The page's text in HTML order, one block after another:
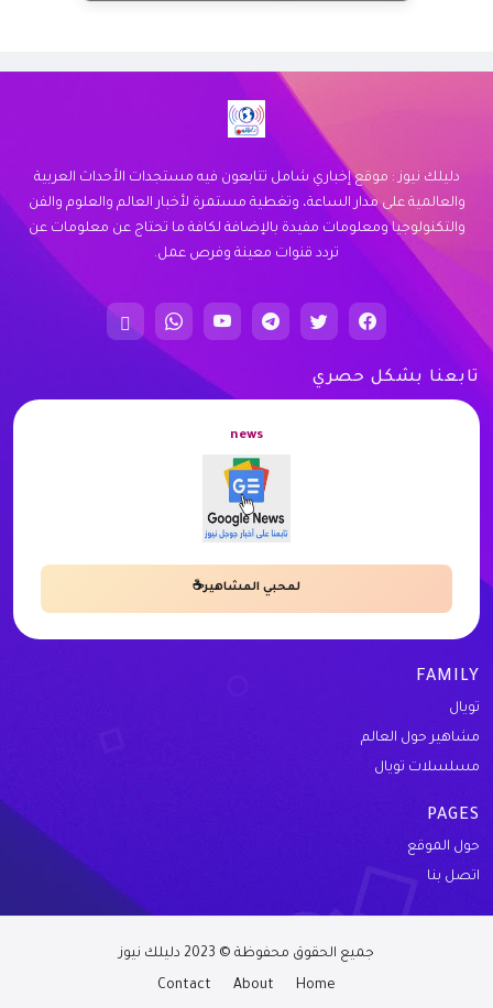
زيارة الموقع
دليلك نيوز : موقع إخباري شامل تتابعون فيه مستجدات الأحداث العربية
والعالمية على مدار الساعة، وتغطية مستمرة لأخبار العالم والعلوم والفن
والتكنولوجيا ومعلومات مفيدة بالإضافة لكافة ما تحتاج عن معلومات عن
تردد قنوات معينة وفرص عمل.
تابعنا بشكل حصري
news
لمحبي المشاهير☕
FAMILY
تويال
مشاهير حول العالم
مسلسلات تويال
PAGES
حول الموقع
اتصل بنا
جميع الحقوق محفوظة © 2023 دليلك نيوز
Home
About
Contact